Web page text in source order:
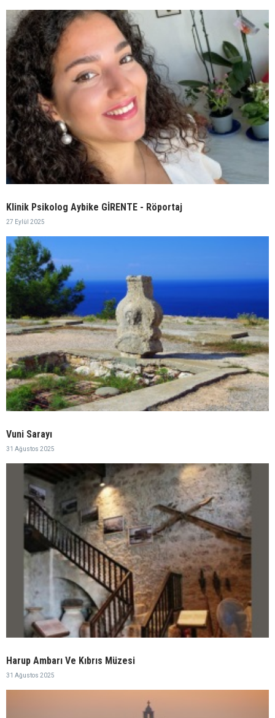
Klinik Psikolog Aybike GİRENTE - Röportaj
27 Eylül 2025
Vuni Sarayı
31 Ağustos 2025
Harup Ambarı Ve Kıbrıs Müzesi
31 Ağustos 2025